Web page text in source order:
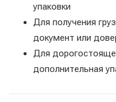
упаковки
Для получения
документ или
Для
дополнительная